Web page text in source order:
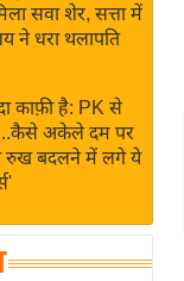
सवा शेर, सत्ता में
ने धरा थलापति
काफ़ी है: PK से
अकेले दम पर
रुख बदलने में लगे ये